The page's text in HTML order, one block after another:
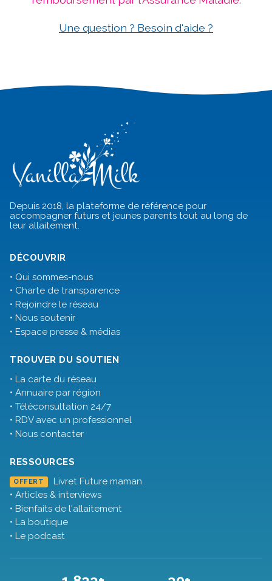
Une question ? Besoin d'aide ?
Depuis 2018, la plateforme de référence pour
accompagner futurs et jeunes parents tout au long de
leur allaitement.
DÉCOUVRIR
• Qui sommes-nous
• Charte de transparence
• Rejoindre le réseau
• Nous soutenir
• Espace presse & médias
TROUVER DU SOUTIEN
• La carte du réseau
• Annuaire par région
• Téléconsultation 24/7
• RDV avec un professionnel
• Nous contacter
RESSOURCES
OFFERT
Livret Future maman
• Articles & interviews
• Bienfaits de l'allaitement
• La boutique
• Le podcast